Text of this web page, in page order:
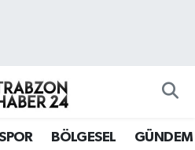
BÖLGESEL GÜNDEM